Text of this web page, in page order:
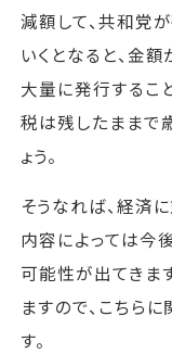
減額して、共和党
いくとなると、金
大量に発行するこ
税は残したままで
ょう。
そうなれば、経済
内容によっては今
可能性が出てきま
ますので、こちら
す。